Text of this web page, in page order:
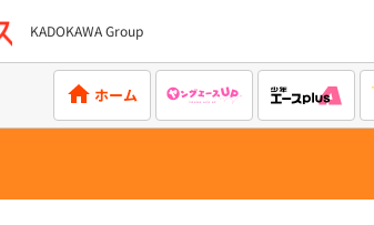
KADOKAWA Group
ホーム